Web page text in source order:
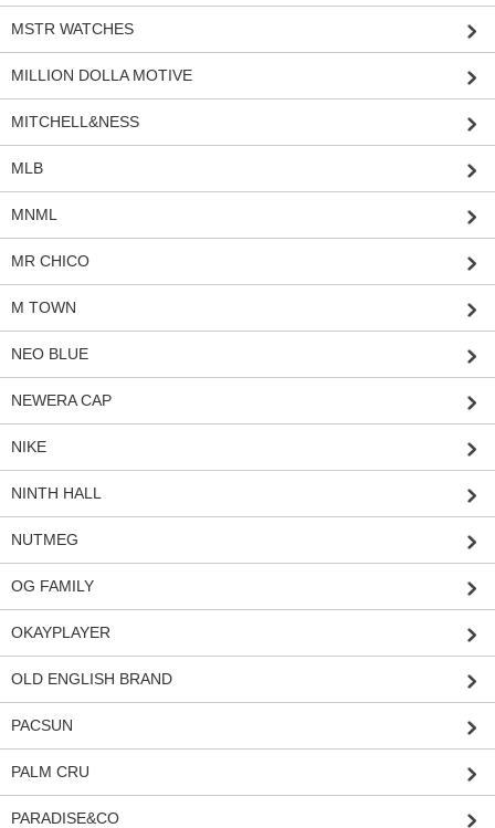
MSTR WATCHES
MILLION DOLLA MOTIVE
MITCHELL&NESS
MLB
MNML
MR CHICO
M TOWN
NEO BLUE
NEWERA CAP
NIKE
NINTH HALL
NUTMEG
OG FAMILY
OKAYPLAYER
OLD ENGLISH BRAND
PACSUN
PALM CRU
PARADISE&CO